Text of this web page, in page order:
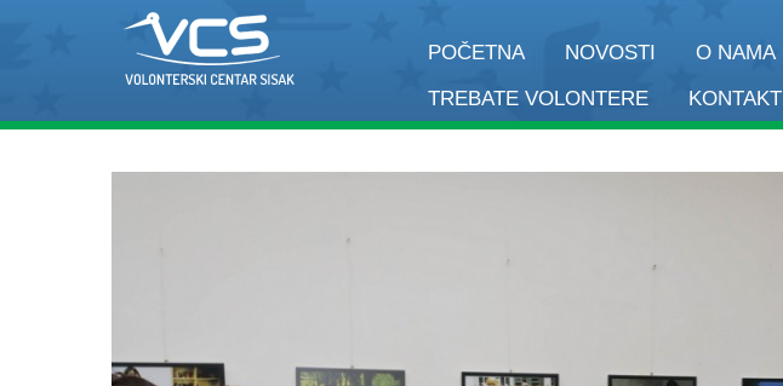
POČETNA NOVOSTI O NAMA
TREBATE VOLONTERE
KONTAKT